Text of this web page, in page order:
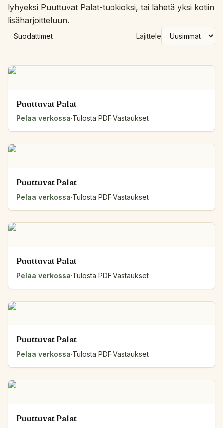
lyhyeksi Puuttuvat Palat-tuokioksi, tai lähetä yksi kotiin
lisäharjoitteluun.
Suodattimet Lajittele
Puuttuvat Palat
Pelaa verkossa·Tulosta PDF·Vastaukset
Puuttuvat Palat
Pelaa verkossa·Tulosta PDF·Vastaukset
Puuttuvat Palat
Pelaa verkossa·Tulosta PDF·Vastaukset
Puuttuvat Palat
Pelaa verkossa·Tulosta PDF·Vastaukset
Puuttuvat Palat